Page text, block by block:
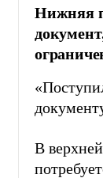
Нижняя
В